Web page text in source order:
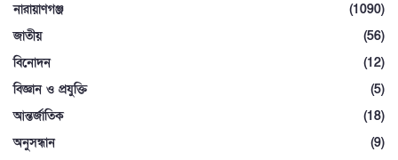
নারায়াণগঞ্জ
(1090)
জাতীয়
(56)
বিনোদন
(12)
বিজ্ঞান ও প্রযুক্তি
(5)
আন্তর্জাতিক
(18)
অনুসন্ধান
(9)